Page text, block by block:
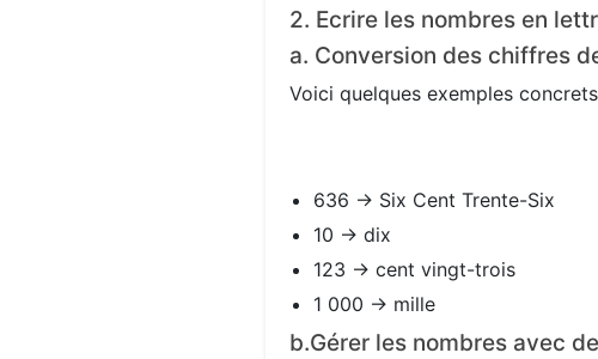
2. Ecrire les nombres en
a. Conversion des chiffres
Voici quelques exemples
636 → Six Cent Trente-Six
10 → dix
123 → cent vingt-trois
1 000 → mille
b.Gérer les nombres avec